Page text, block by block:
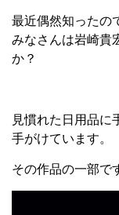
最近偶然知ったの
みなさんは岩崎貴
か？
見慣れた日用品に
手がけています。
その作品の一部で